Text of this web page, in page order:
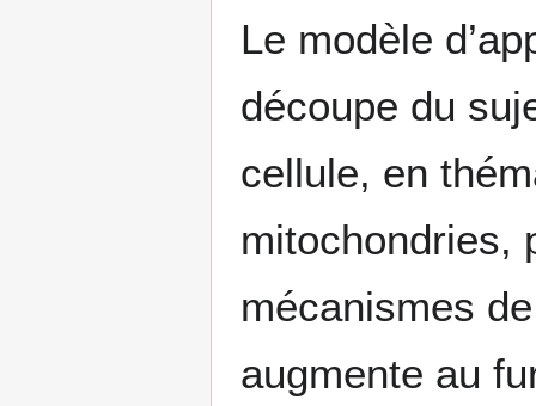
Le modèle
découpe du
cellule, en
mitochondries,
mécanismes
augmente au